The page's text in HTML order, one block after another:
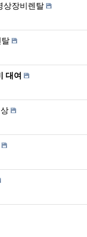
상장비렌탈
대여